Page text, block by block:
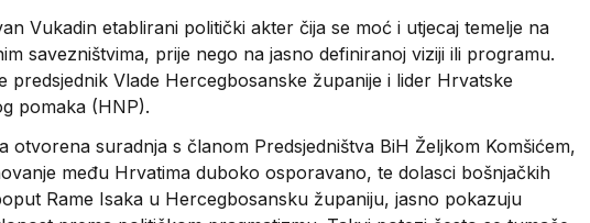
Vukadin etablirani politički akter čija se moć i utjecaj temelje na
savezništvima, prije nego na jasno definiranoj viziji ili programu.
predsjednik Vlade Hercegbosanske županije i lider Hrvatske
pomaka (HNP).
otvorena suradnja s članom Predsjedništva BiH Željkom Komšićem,
među Hrvatima duboko osporavano, te dolasci bošnjačkih
Rame Isaka u Hercegbosansku županiju, jasno pokazuju